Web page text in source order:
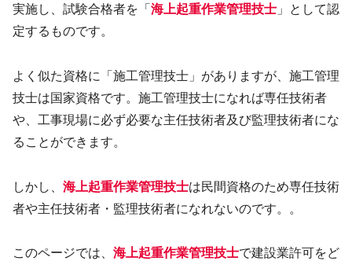
実施し、試験合格者を「 海上起重作業管理技士 」として認
定するものです。
よく似た資格に「施工管理技士」がありますが、施工管理
技士は国家資格です。施工管理技士になれば専任技術者
や、工事現場に必ず必要な主任技術者及び監理技術者にな
ることができます。
しかし、 海上起重作業管理技士は民間資格のため専任技術
者や主任技術者・監理技術者になれないのです。。
このページでは、 海上起重作業管理技士で建設業許可をど